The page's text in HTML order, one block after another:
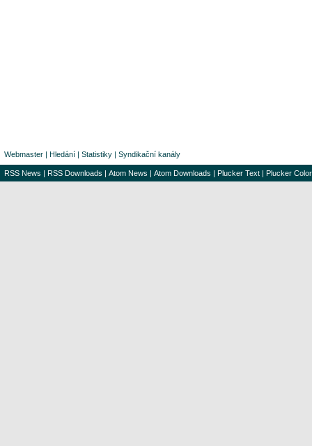
Webmaster | Hledání | Statistiky | Syndikační kanály
RSS News | RSS Downloads | Atom News | Atom Downloads | Plucker Text | Plucker Color